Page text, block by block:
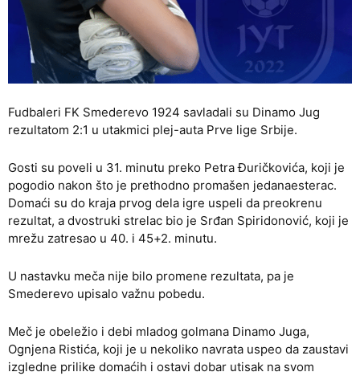
Fudbaleri FK Smederevo 1924 savladali su Dinamo Jug
rezultatom 2:1 u utakmici plej-auta Prve lige Srbije.
Gosti su poveli u 31. minutu preko Petra Đuričkovića, koji je
pogodio nakon što je prethodno promašen jedanaesterac.
Domaći su do kraja prvog dela igre uspeli da preokrenu
rezultat, a dvostruki strelac bio je Srđan Spiridonović, koji je
mrežu zatresao u 40. i 45+2. minutu.
U nastavku meča nije bilo promene rezultata, pa je
Smederevo upisalo važnu pobedu.
Meč je obeležio i debi mladog golmana Dinamo Juga,
Ognjena Ristića, koji je u nekoliko navrata uspeo da zaustavi
izgledne prilike domaćih i ostavi dobar utisak na svom